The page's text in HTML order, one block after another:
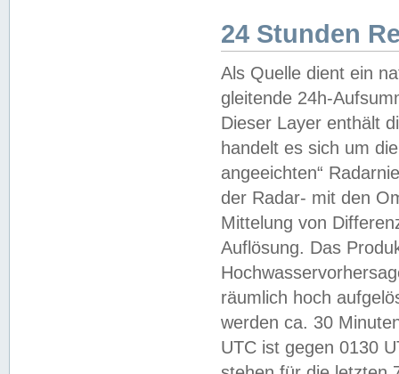
24 Stunden
Als Quelle dient ein
gleitende 24h-
Dieser Layer enthält
handelt es sich um
angeeichten“
der Radar- mit den
Mittelung von
Auflösung. Das
räumlich hoch
werden ca. 30
UTC ist gegen 0130